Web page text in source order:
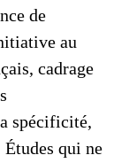
de
au
cadrage
spécificité,
qui ne